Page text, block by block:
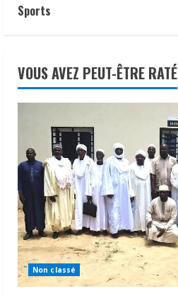
Sports
VOUS AVEZ PEUT-ÊTRE RATÉ
Non classé